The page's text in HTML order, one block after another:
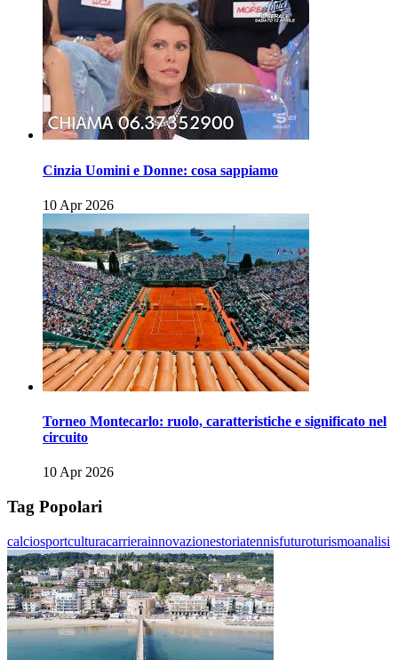
Cinzia Uomini e Donne: cosa sappiamo
10 Apr 2026
Torneo Montecarlo: ruolo, caratteristiche e significato nel
circuito
10 Apr 2026
Tag Popolari
calciosportculturacarrierainnovazionestoriatennisfuturoturismoanalisi